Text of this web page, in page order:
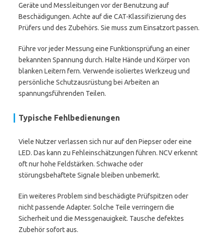
Geräte und Messleitungen vor der Benutzung auf
Beschädigungen. Achte auf die CAT-Klassifizierung des
Prüfers und des Zubehörs. Sie muss zum Einsatzort passen.
Führe vor jeder Messung eine Funktionsprüfung an einer
bekannten Spannung durch. Halte Hände und Körper von
blanken Leitern fern. Verwende isoliertes Werkzeug und
persönliche Schutzausrüstung bei Arbeiten an
spannungsführenden Teilen.
Typische Fehlbedienungen
Viele Nutzer verlassen sich nur auf den Piepser oder eine
LED. Das kann zu Fehleinschätzungen führen. NCV erkennt
oft nur hohe Feldstärken. Schwache oder
störungsbehaftete Signale bleiben unbemerkt.
Ein weiteres Problem sind beschädigte Prüfspitzen oder
nicht passende Adapter. Solche Teile verringern die
Sicherheit und die Messgenauigkeit. Tausche defektes
Zubehör sofort aus.